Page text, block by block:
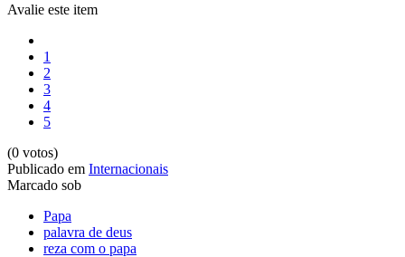
Avalie este item
1
2
3
4
5
(0 votos)
Publicado em Internacionais
Marcado sob
Papa
palavra de deus
reza com o papa